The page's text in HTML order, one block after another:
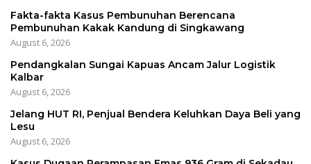
Fakta-fakta Kasus Pembunuhan Berencana
Pembunuhan Kakak Kandung di Singkawang
August 6, 2026
Pendangkalan Sungai Kapuas Ancam Jalur Logistik
Kalbar
August 6, 2026
Jelang HUT RI, Penjual Bendera Keluhkan Daya Beli yang
Lesu
August 6, 2026